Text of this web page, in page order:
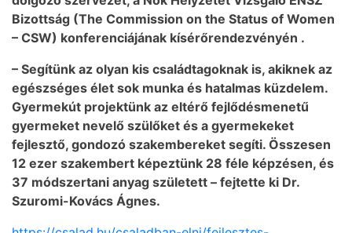
Bizottság (The Commission on the Status of Women
– CSW) konferenciájának kísérőrendezvényén .
– Segítünk az olyan kis családtagoknak is, akiknek az
egészséges élet sok munka és hatalmas küzdelem.
Gyermekút projektünk az eltérő fejlődésmenetű
gyermeket nevelő szülőket és a gyermekeket
fejlesztő, gondozó szakembereket segíti. Összesen
12 ezer szakembert képeztünk 28 féle képzésen, és
37 módszertani anyag született – fejtette ki Dr.
Szuromi-Kovács Ágnes.